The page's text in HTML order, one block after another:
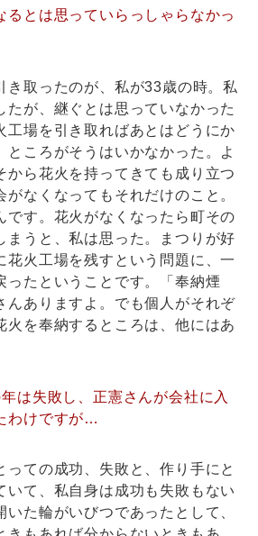
とは思っていらっしゃらなかっ
取ったのが、私が33歳の時。私
たが、継ぐとは思っていなかった
工場を引き取ればあとはどうにか
ところがそうはいかなかった。よ
から花火を持ってきても成り立つ
がなくなってもそれだけのこと。
です。花火がなくなったら町その
まうと、私は思った。まつりが好
花火工場を残すという問題に、一
ったということです。「奉納煙
んありますよ。でも個人がそれぞ
火を奉納するところは、他にはあ
失敗し、正憲さんが会社に入
わけですが…
ての成功、失敗と、作り手にと
いて、私自身は成功も失敗もない
いた輪がいびつであったとして、